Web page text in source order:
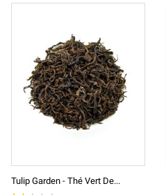
Tulip Garden - Thé Vert De...